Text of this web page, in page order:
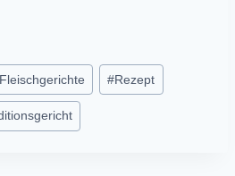
Fleischgerichte #Rezept